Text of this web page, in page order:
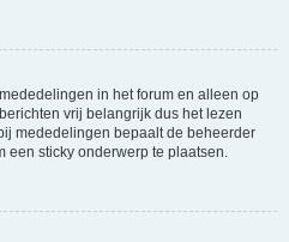
in het forum en alleen op
vrij belangrijk dus het lezen
mededelingen bepaalt de beheerder
sticky onderwerp te plaatsen.